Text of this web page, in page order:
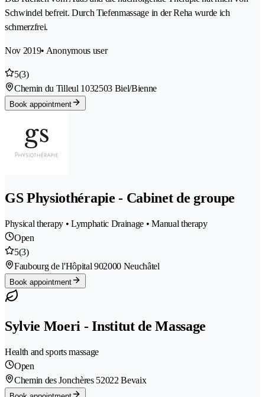
Schwindel befreit. Durch Tiefenmassage in der Reha wurde ich
schmerzfrei.
Nov 2019• Anonymous user
5(3)
Chemin du Tilleul 1032503 Biel/Bienne
Book appointment
GS Physiothérapie - Cabinet de groupe
Physical therapy • Lymphatic Drainage • Manual therapy
Open
5(3)
Faubourg de l'Hôpital 902000 Neuchâtel
Book appointment
Sylvie Moeri - Institut de Massage
Health and sports massage
Open
Chemin des Jonchères 52022 Bevaix